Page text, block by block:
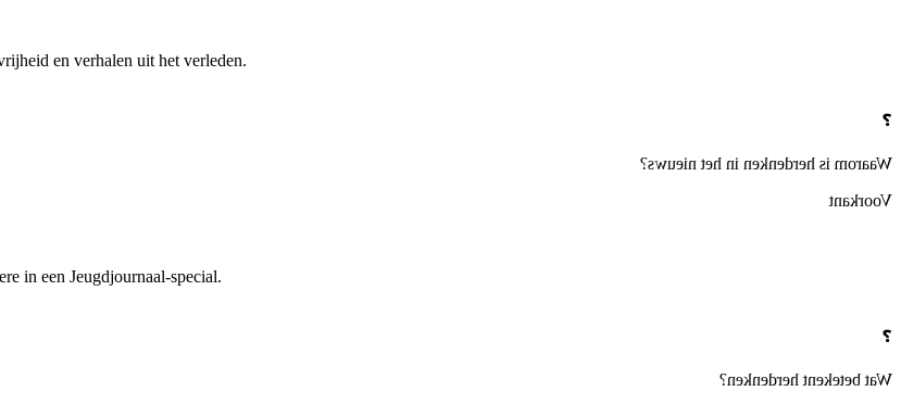
en verhalen uit het verleden.
❓
Waarom is herdenken in het nieuws?
Voorkant
in een Jeugdjournaal-special.
❓
Wat betekent herdenken?